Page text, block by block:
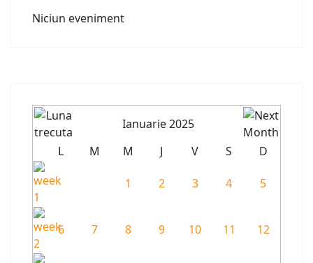
Niciun eveniment
Ianuarie 2025
L
M M J V S D
1 2 3 4 5
6 7 8 9 10 11 12